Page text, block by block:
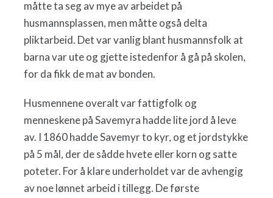
måtte ta seg av mye av arbeidet på
husmannsplassen, men måtte også delta
pliktarbeid. Det var vanlig blant husmannsfolk at
barna var ute og gjette istedenfor å gå på skolen,
for da fikk de mat av bonden.
Husmennene overalt var fattigfolk og
menneskene på Savemyra hadde lite jord å leve
av. I 1860 hadde Savemyr to kyr, og et jordstykke
på 5 mål, der de sådde hvete eller korn og satte
poteter. For å klare underholdet var de avhengig
av noe lønnet arbeid i tillegg. De første